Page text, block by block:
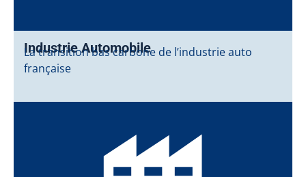
Industrie Automobile
La transition bas carbone de l’industrie auto
française